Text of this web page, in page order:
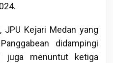
JPU Kejari Medan yang
didampingi
juga menuntut ketiga